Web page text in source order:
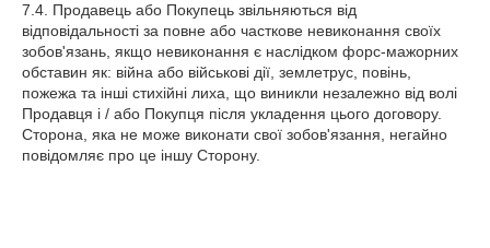
7.4. Продавець або Покупець звільняються від
відповідальності за повне або часткове невиконання своїх
зобов'язань, якщо невиконання є наслідком форс-мажорних
обставин як: війна або військові дії, землетрус, повінь,
пожежа та інші стихійні лиха, що виникли незалежно від волі
Продавця і / або Покупця після укладення цього договору.
Сторона, яка не може виконати свої зобов'язання, негайно
повідомляє про це іншу Сторону.